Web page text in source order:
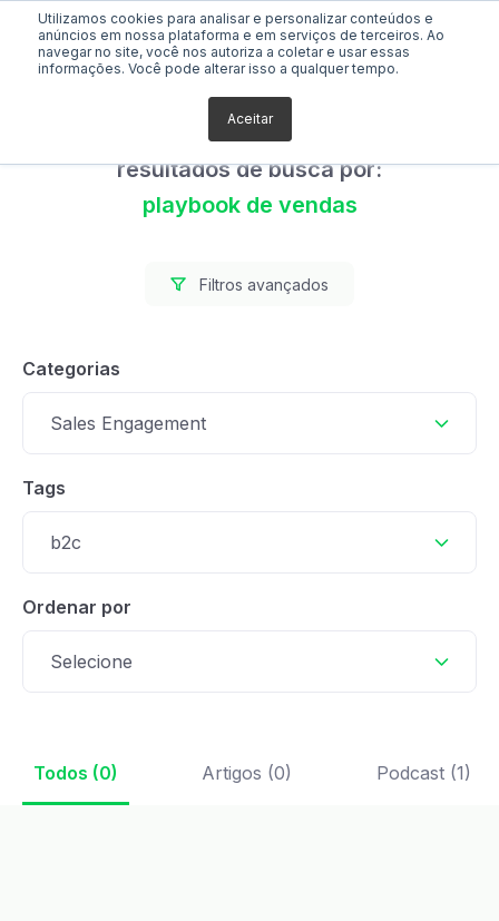
Utilizamos cookies para analisar e personalizar conteúdos e
anúncios em nossa plataforma e em serviços de terceiros. Ao
navegar no site, você nos autoriza a coletar e usar essas
informações. Você pode alterar isso a qualquer tempo.
Aceitar
Foram encontrados 0
resultados de busca por:
playbook de vendas
Filtros avançados
Categorias
Sales Engagement
Tags
b2c
Ordenar por
Selecione
Todos (0) Artigos (0) Podcast (1)